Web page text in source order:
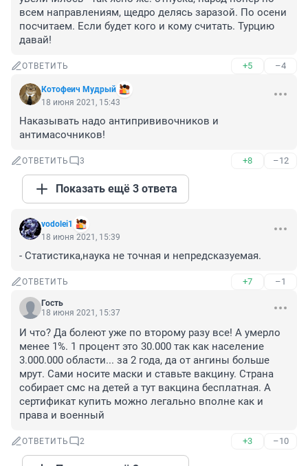
всем направлениям, щедро делясь заразой. По осени
посчитаем. Если будет кого и кому считать. Турцию
давай!
ОТВЕТИТЬ +5 –4
Котофеич Мудрый
18 июня 2021, 15:43
Наказывать надо антипрививочников и
антимасочников!
ОТВЕТИТЬ 3 +8 –12
Показать ещё 3 ответа
vodolei1
18 июня 2021, 15:39
- Статистика,наука не точная и непредсказуемая.
ОТВЕТИТЬ +7 –1
Гость
18 июня 2021, 15:37
И что? Да болеют уже по второму разу все! А умерло
менее 1%. 1 процент это 30.000 так как население
3.000.000 области... за 2 года, да от ангины больше
мрут. Сами носите маски и ставьте вакцину. Страна
собирает смс на детей а тут вакцина бесплатная. А
сертификат купить можно легально вполне как и
права и военный
ОТВЕТИТЬ 2 +3 –10